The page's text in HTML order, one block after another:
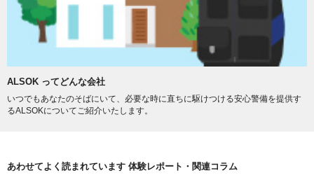
ALSOK ってどんな会社
いつでもあなたのそばにいて、必要な時に直ちに駆けつける安心警備を提供す
るALSOKについてご紹介いたします。
あわせてよく読まれています 体験レポート・関連コラム